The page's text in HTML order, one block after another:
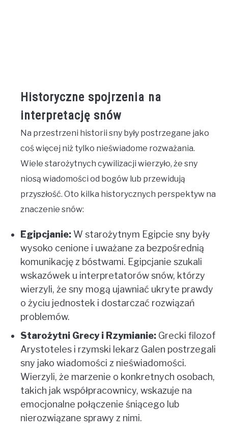
Historyczne spojrzenia na
interpretację snów
Na przestrzeni historii sny były postrzegane jako
coś więcej niż tylko nieświadome rozważania.
Wiele starożytnych cywilizacji wierzyło, że sny
niosą wiadomości od bogów lub przewidują
przyszłość. Oto kilka historycznych perspektyw na
znaczenie snów:
Egipcjanie: W starożytnym Egipcie sny były
wysoko cenione i uważane za bezpośrednią
komunikację z bóstwami. Egipcjanie szukali
wskazówek u interpretatorów snów, którzy
wierzyli, że sny mogą ujawniać ukryte prawdy
o życiu jednostek i dostarczać rozwiązań
problemów.
Starożytni Grecy i Rzymianie: Grecki filozof
Arystoteles i rzymski lekarz Galen postrzegali
sny jako wiadomości z nieświadomości.
Wierzyli, że marzenie o konkretnych osobach,
takich jak współpracownicy, wskazuje na
emocjonalne połączenie śniącego lub
nierozwiązane sprawy z nimi.